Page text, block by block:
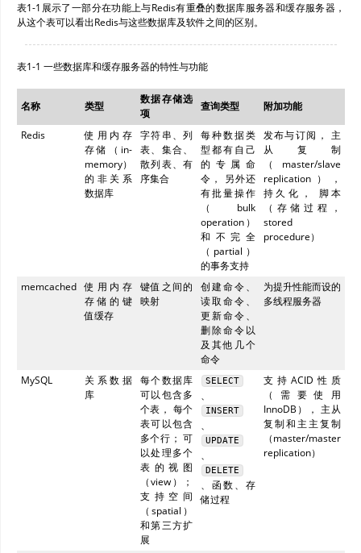
表1-1展示了一部分在功能上与Redis有重叠的数据库服务器和缓存服务器，
从这个表可以看出Redis与这些数据库及软件之间的区别。
表1-1 一些数据库和缓存服务器的特性与功能
名称 类型
数据存储选
项
查询类型 附加功能
Redis
使用内存
存储（in-
memory）
的非关系
数据库
字符串、列
表、集合、
散列表、有
序集合
每种数据类
型都有自己
的专属命
令， 另外还
有批量操作
（bulk
operation）
和不完全
（partial）
的事务支持
发布与订阅， 主
从复制
（master/slave
replication），
持久化， 脚本
（存储过程，
stored
procedure）
memcached 使用内存
存储的键
值缓存
键值之间的
映射
创建命令、
读取命令、
更新命令、
删除命令以
及其他几个
命令
为提升性能而设的
多线程服务器
MySQL
关系数据
库
每个数据库
可以包含多
个表， 每个
表可以包含
多个行； 可
以处理多个
表的视图
（view）；
支持空间
（spatial）
和第三方扩
展
SELECT
、
INSERT
、
UPDATE
、
DELETE
、函数、存
储过程
支持ACID性质
（需要使用
InnoDB）， 主从
复制和主主复制
（master/master
replication）